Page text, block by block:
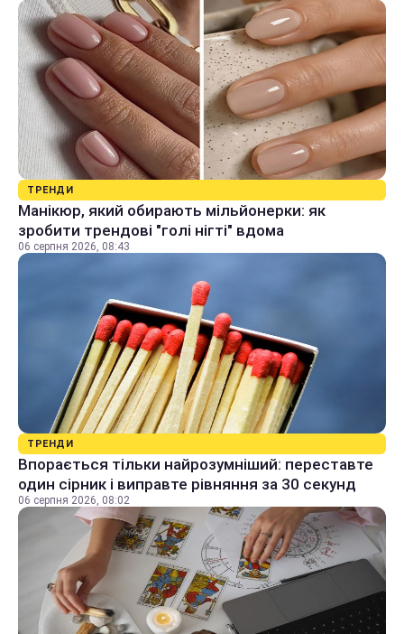
ТРЕНДИ
Манікюр, який обирають мільйонерки: як
зробити трендові "голі нігті" вдома
06 серпня 2026, 08:43
ТРЕНДИ
Впорається тільки найрозумніший: переставте
один сірник і виправте рівняння за 30 секунд
06 серпня 2026, 08:02